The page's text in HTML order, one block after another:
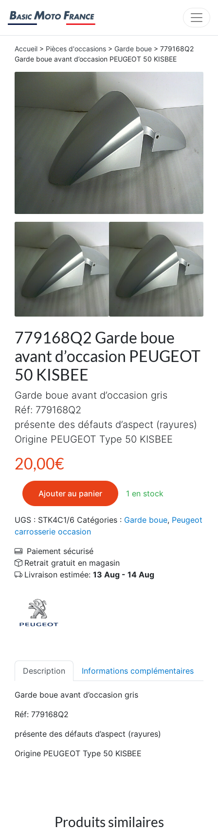
Accueil > Pièces d'occasions > Garde boue > 779168Q2
Garde boue avant d’occasion PEUGEOT 50 KISBEE
779168Q2 Garde boue
avant d’occasion PEUGEOT
50 KISBEE
20,00€
Garde boue avant d’occasion gris
Réf: 779168Q2
présente des défauts d’aspect (rayures)
Origine PEUGEOT Type 50 KISBEE
1 en stock
quantité de 779168Q2 Garde boue avant d'occasion
Ajouter au panier
UGS : STK4C1/6 Catégories : Garde boue, Peugeot
carrosserie occasion
Paiement sécurisé
Retrait gratuit en magasin
Livraison estimée: 13 Aug - 14 Aug
Description Informations complémentaires
Garde boue avant d’occasion gris
Réf: 779168Q2
présente des défauts d’aspect (rayures)
Origine PEUGEOT Type 50 KISBEE
Produits similaires